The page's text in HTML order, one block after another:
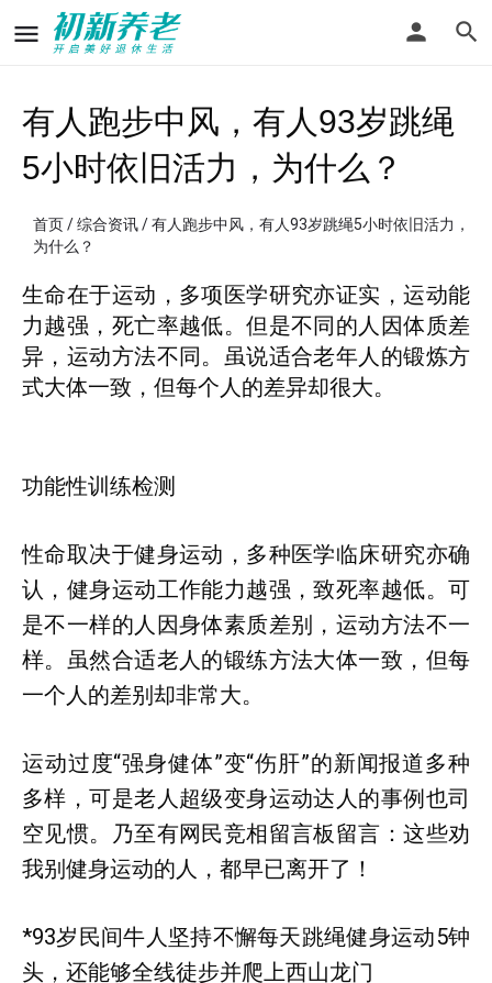
有人跑步中风，有人93岁跳绳
5小时依旧活力，为什么？
首页/综合资讯/ 有人跑步中风，有人93岁跳绳5小时依旧活力，
为什么？
生命在于运动，多项医学研究亦证实，运动能
力越强，死亡率越低。但是不同的人因体质差
异，运动方法不同。虽说适合老年人的锻炼方
式大体一致，但每个人的差异却很大。
功能性训练检测
性命取决于健身运动，多种医学临床研究亦确
认，健身运动工作能力越强，致死率越低。可
是不一样的人因身体素质差别，运动方法不一
样。虽然合适老人的锻练方法大体一致，但每
一个人的差别却非常大。
运动过度“强身健体”变“伤肝”的新闻报道多种
多样，可是老人超级变身运动达人的事例也司
空见惯。乃至有网民竞相留言板留言：这些劝
我别健身运动的人，都早已离开了！
*93岁民间牛人坚持不懈每天跳绳健身运动5钟
头，还能够全线徒步并爬上西山龙门